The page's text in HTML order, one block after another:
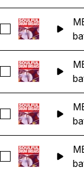
Seleccionar
Seleccionar
Seleccionar
Seleccionar